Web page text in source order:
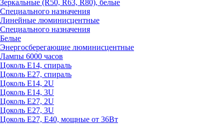
Зеркальные (R50, R63, R80), белые
Специального назначения
Линейные люминисцентные
Специального назначения
Белые
Энергосберегающие люминисцентные
Лампы 6000 часов
Цоколь Е14, спираль
Цоколь Е27, спираль
Цоколь Е14, 2U
Цоколь Е14, 3U
Цоколь Е27, 2U
Цоколь Е27, 3U
Цоколь Е27, Е40, мощные от 36Вт